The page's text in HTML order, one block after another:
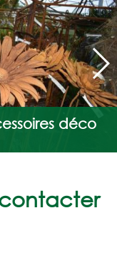
déco
contacter